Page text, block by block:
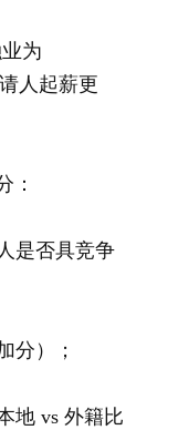
为
人起薪更
：
是否具竞争
分）；
地 vs 外籍比